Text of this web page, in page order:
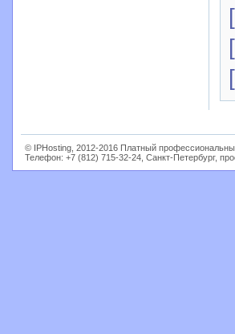
© IPHosting, 2012-2016 Платный
Телефон: +7 (812) 715-32-24, Санкт-Петербург,